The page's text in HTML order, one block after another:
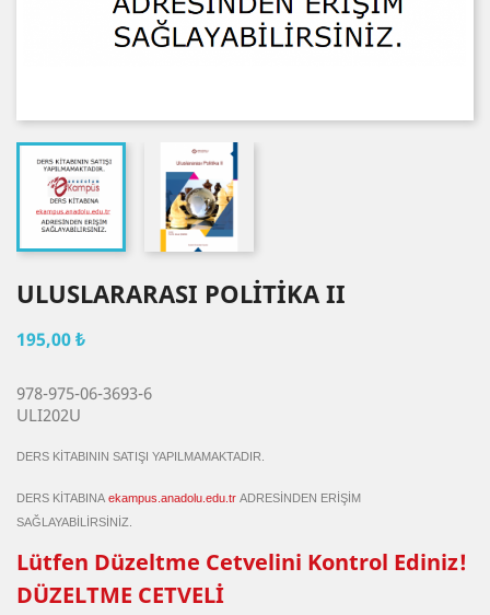
ULUSLARARASI POLİTİKA II
195,00 ₺
978-975-06-3693-6
ULI202U
DERS KİTABININ SATIŞI YAPILMAMAKTADIR.
DERS KİTABINA ekampus.anadolu.edu.tr ADRESİNDEN ERİŞİM
SAĞLAYABİLİRSİNİZ.
Lütfen Düzeltme Cetvelini Kontrol Ediniz!
DÜZELTME CETVELİ